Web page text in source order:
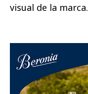
visual de la marca.